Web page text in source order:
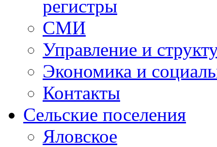
регистры
СМИ
Управление и
Экономика и
Контакты
Сельские поселения
Яловское